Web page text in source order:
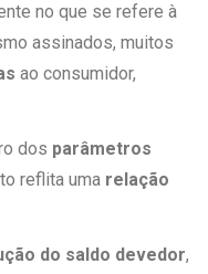
no que se refere à
assinados, muitos
ao consumidor,
dos parâmetros
reflita uma relação
do saldo devedor,